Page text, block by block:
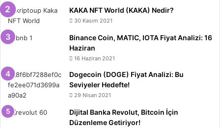
KAKA NFT World (KAKA) Nedir?
30 Kasım 2021
Binance Coin, MATIC, IOTA Fiyat Analizi: 16
Haziran
16 Haziran 2021
Dogecoin (DOGE) Fiyat Analizi: Bu
Seviyeler Hedefte!
29 Nisan 2021
Dijital Banka Revolut, Bitcoin İçin
Düzenleme Getiriyor!